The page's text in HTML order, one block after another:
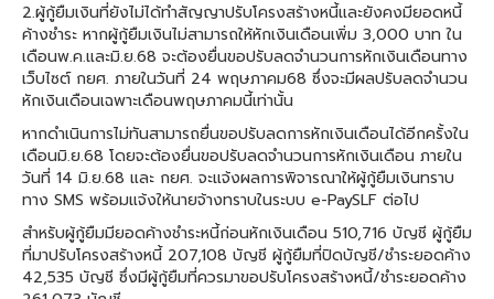
2.ผู้กู้ยืมเงินที่ยังไม่ได้ทำสัญญาปรับโครงสร้างหนี้และยังคงมียอดหนี้
ค้างชำระ หากผู้กู้ยืมเงินไม่สามารถให้หักเงินเดือนเพิ่ม 3,000 บาท ใน
เดือนพ.ค.และมิ.ย.68 จะต้องยื่นขอปรับลดจำนวนการหักเงินเดือนทาง
เว็บไซต์ กยศ. ภายในวันที่ 24 พฤษภาคม68 ซึ่งจะมีผลปรับลดจำนวน
หักเงินเดือนเฉพาะเดือนพฤษภาคมนี้เท่านั้น
หากดำเนินการไม่ทันสามารถยื่นขอปรับลดการหักเงินเดือนได้อีกครั้งใน
เดือนมิ.ย.68 โดยจะต้องยื่นขอปรับลดจำนวนการหักเงินเดือน ภายใน
วันที่ 14 มิ.ย.68 และ กยศ. จะแจ้งผลการพิจารณาให้ผู้กู้ยืมเงินทราบ
ทาง SMS พร้อมแจ้งให้นายจ้างทราบในระบบ e-PaySLF ต่อไป
สำหรับผู้กู้ยืมมียอดค้างชำระหนี้ก่อนหักเงินเดือน 510,716 บัญชี ผู้กู้ยืม
ที่มาปรับโครงสร้างหนี้ 207,108 บัญชี ผู้กู้ยืมที่ปิดบัญชี/ชำระยอดค้าง
42,535 บัญชี ซึ่งมีผู้กู้ยืมที่ควรมาขอปรับโครงสร้างหนี้/ชำระยอดค้าง